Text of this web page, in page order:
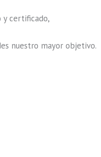
certificado,
nuestro mayor objetivo.